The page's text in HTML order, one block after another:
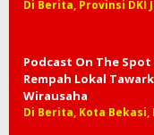
Di Berita, Provinsi DKI
Podcast On The
Rempah Lokal
Wirausaha
Di Berita, Kota Bekasi,